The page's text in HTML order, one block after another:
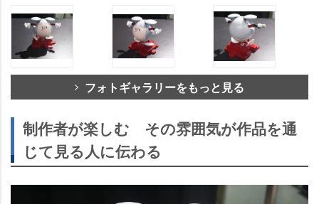
フォトギャラリーをもっと見る
制作者が楽しむ その雰囲気が作品を通
じて見る人に伝わる